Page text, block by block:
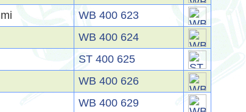
WB 400 623
WB 400 624
ST 400 625
WB 400 626
WB 400 629